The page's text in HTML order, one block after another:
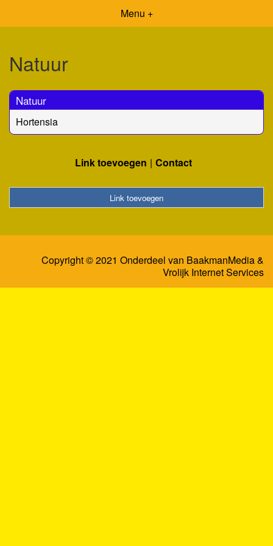
Menu +
Natuur
Natuur
Hortensia
Link toevoegen Contact
Link toevoegen
Copyright © 2021 Onderdeel van BaakmanMedia&
Vrolijk Internet Services